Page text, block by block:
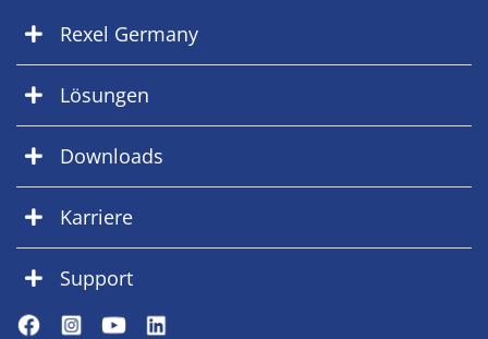
Rexel Germany
Lösungen
Downloads
Karriere
Support